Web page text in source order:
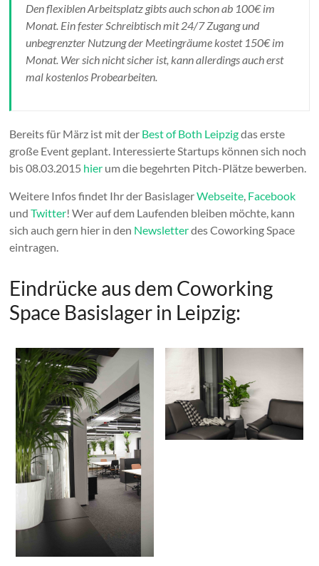
Den flexiblen Arbeitsplatz gibts auch schon ab 100€ im
Monat. Ein fester Schreibtisch mit 24/7 Zugang und
unbegrenzter Nutzung der Meetingräume kostet 150€ im
Monat. Wer sich nicht sicher ist, kann allerdings auch erst
mal kostenlos Probearbeiten.
Bereits für März ist mit der Best of Both Leipzigdas erste
große Event geplant. Interessierte Startups können sich noch
bis 08.03.2015 hier um die begehrten Pitch-Plätze bewerben.
Weitere Infos findet Ihr der BasislagerWebseite, Facebook
undTwitter! Wer auf dem Laufenden bleiben möchte, kann
sich auch gern hier in den Newsletterdes Coworking Space
eintragen.
Eindrücke aus dem Coworking
Space Basislager in Leipzig: